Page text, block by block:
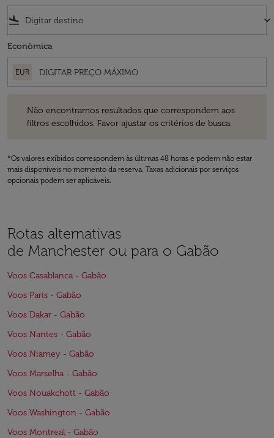
flight_land keyboard_arrow_down
Econômica
EUR
Não encontramos resultados que correspondem aos
filtros escolhidos. Favor ajustar os critérios de busca.
*Os valores exibidos correspondem às últimas 48 horas e podem não estar
mais disponíveis no momento da reserva. Taxas adicionais por serviços
opcionais podem ser aplicáveis.
Rotas alternativas
de Manchester ou para o Gabão
Voos Casablanca - Gabão
Voos Paris - Gabão
Voos Dakar - Gabão
Voos Nantes - Gabão
Voos Niamey - Gabão
Voos Marselha - Gabão
Voos Nouakchott - Gabão
Voos Washington - Gabão
Voos Montreal - Gabão